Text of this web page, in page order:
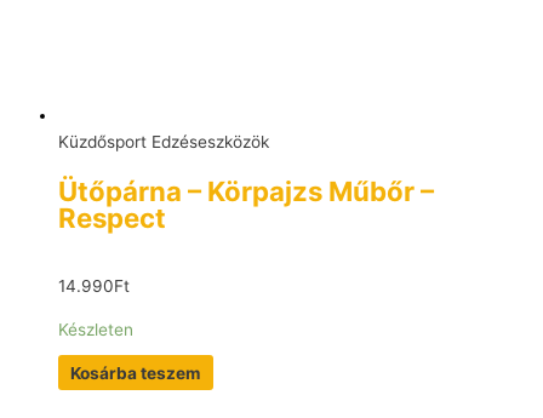
Küzdősport Edzéseszközök
Ütőpárna – Körpajzs Műbőr –
Respect
14.990Ft
Készleten
Kosárba teszem